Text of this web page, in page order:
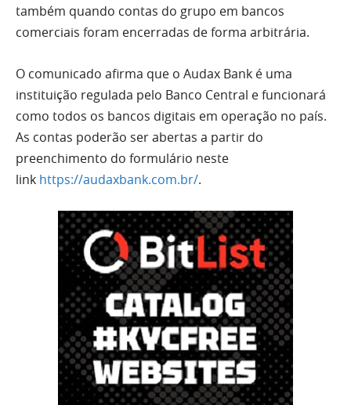
também quando contas do grupo em bancos
comerciais foram encerradas de forma arbitrária.
O comunicado afirma que o Audax Bank é uma
instituição regulada pelo Banco Central e funcionará
como todos os bancos digitais em operação no país.
As contas poderão ser abertas a partir do
preenchimento do formulário neste
link https://audaxbank.com.br/.